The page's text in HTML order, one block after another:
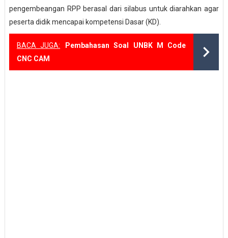
pengembeangan RPP berasal dari silabus untuk diarahkan agar
peserta didik mencapai kompetensi Dasar (KD).
BACA JUGA:
Pembahasan Soal UNBK M Code
CNC CAM